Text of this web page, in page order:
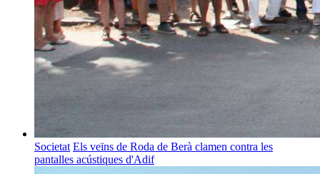
Societat Els veïns de Roda de Berà clamen contra les
pantalles acústiques d'Adif